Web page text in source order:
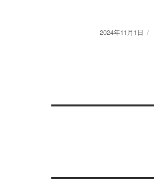
Posted
2024年11月1日
ゲ